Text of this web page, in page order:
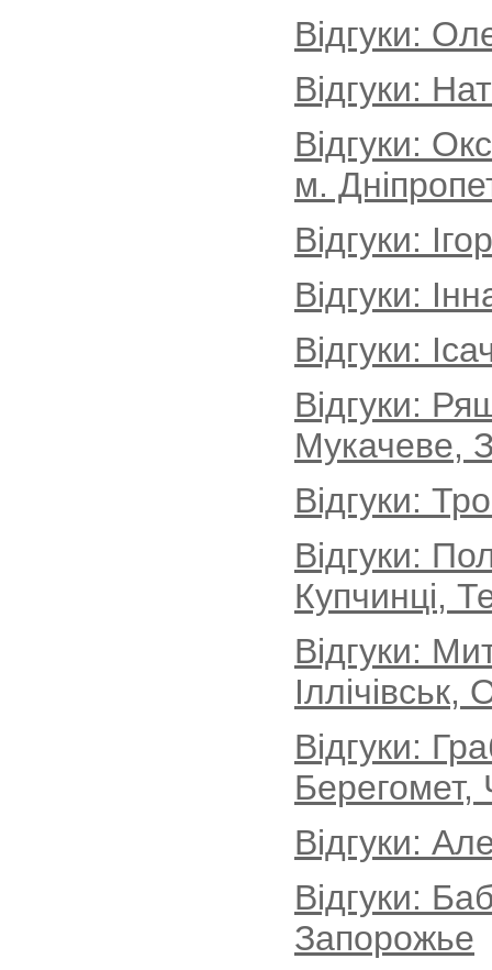
Відгуки:
Відгуки:
Відгуки:
м.
Відгуки:
Відгуки:
Відгуки:
Відгуки:
Мукачеве,
Відгуки:
Відгуки:
Купчинці,
Відгуки:
Відгуки:
Берегомет,
Відгуки:
Відгуки:
Запорожье